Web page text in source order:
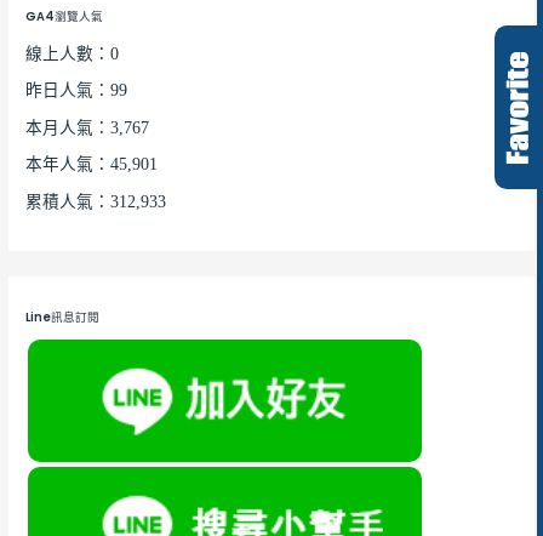
GA4瀏覽人氣
線上人數：0
昨日人氣：99
本月人氣：3,767
本年人氣：45,901
累積人氣：312,933
Line訊息訂閱